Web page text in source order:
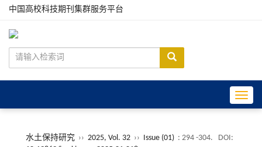
中国高校科技期刊集群服务平台
水土保持研究 ›› 2025, Vol. 32 ›› Issue (01) : 294 -304.
DOI: